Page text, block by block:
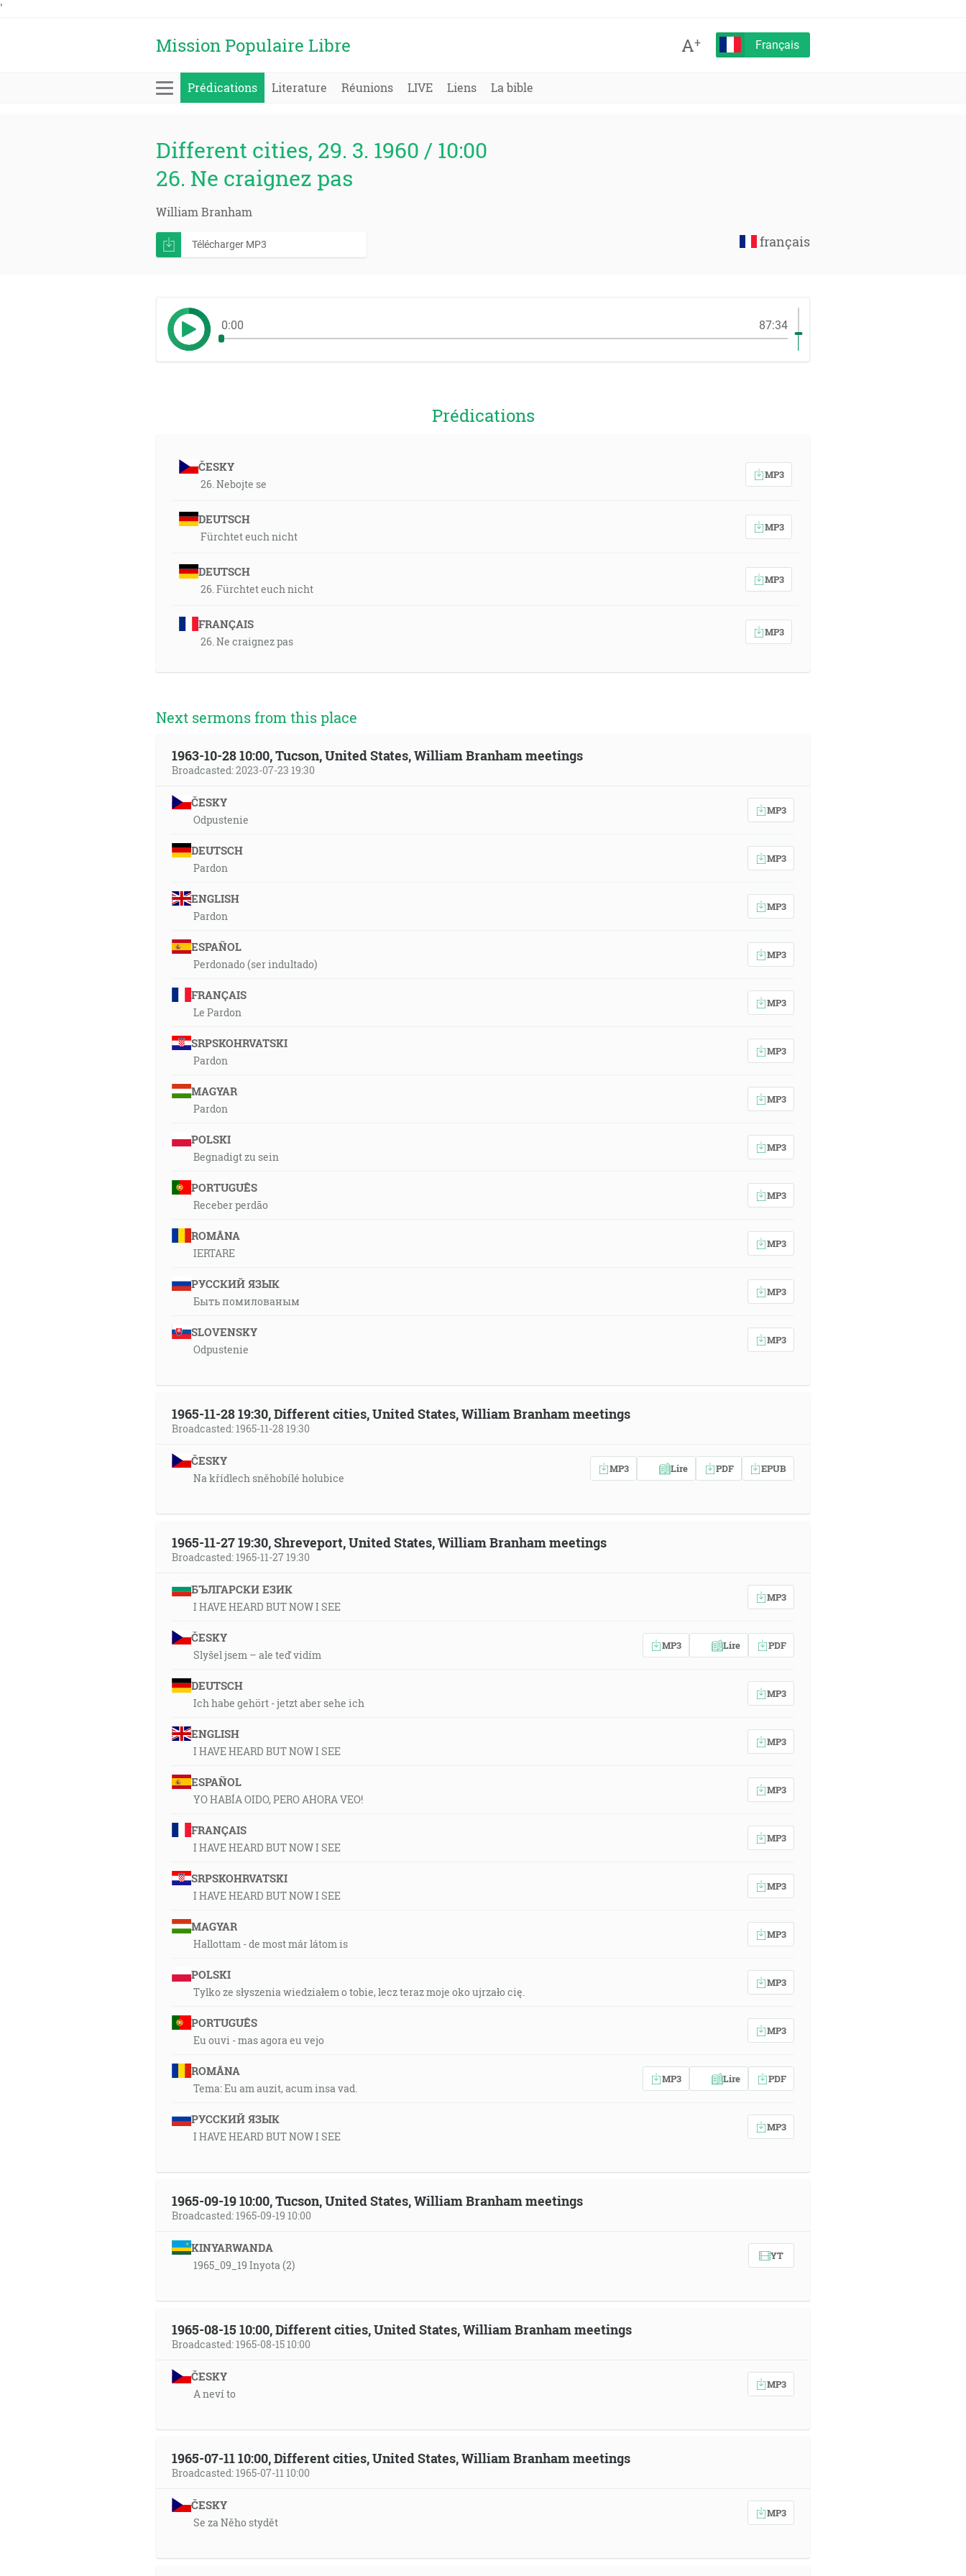
'
Mission Populaire Libre A+ Français
Prédications Literature Réunions LIVE Liens La bible
Different cities, 29. 3. 1960 / 10:00
26. Ne craignez pas
William Branham
français
Télécharger MP3
0:00 87:34
Prédications
ČESKY
26. Nebojte se
MP3
DEUTSCH
Fürchtet euch nicht
MP3
DEUTSCH
26. Fürchtet euch nicht
MP3
FRANÇAIS
26. Ne craignez pas
MP3
Next sermons from this place
1963-10-28 10:00, Tucson, United States, William Branham meetings
Broadcasted: 2023-07-23 19:30
ČESKY
Odpustenie
MP3
DEUTSCH
Pardon
MP3
ENGLISH
Pardon
MP3
ESPAÑOL
Perdonado (ser indultado)
MP3
FRANÇAIS
Le Pardon
MP3
SRPSKOHRVATSKI
Pardon
MP3
MAGYAR
Pardon
MP3
POLSKI
Begnadigt zu sein
MP3
PORTUGUÊS
Receber perdão
MP3
ROMÂNA
IERTARE
MP3
РУССКИЙ ЯЗЫК
Быть помилованым
MP3
SLOVENSKY
Odpustenie
MP3
1965-11-28 19:30, Different cities, United States, William Branham meetings
Broadcasted: 1965-11-28 19:30
ČESKY
Na křídlech sněhobílé holubice
MP3 Lire PDF EPUB
1965-11-27 19:30, Shreveport, United States, William Branham meetings
Broadcasted: 1965-11-27 19:30
БЪЛГАРСКИ ЕЗИК
I HAVE HEARD BUT NOW I SEE
MP3
ČESKY
Slyšel jsem – ale teď vidím
MP3 Lire PDF
DEUTSCH
Ich habe gehört - jetzt aber sehe ich
MP3
ENGLISH
I HAVE HEARD BUT NOW I SEE
MP3
ESPAÑOL
YO HABÍA OIDO, PERO AHORA VEO!
MP3
FRANÇAIS
I HAVE HEARD BUT NOW I SEE
MP3
SRPSKOHRVATSKI
I HAVE HEARD BUT NOW I SEE
MP3
MAGYAR
Hallottam - de most már látom is
MP3
POLSKI
Tylko ze słyszenia wiedziałem o tobie, lecz teraz moje oko ujrzało cię.
MP3
PORTUGUÊS
Eu ouvi - mas agora eu vejo
MP3
ROMÂNA
Tema: Eu am auzit, acum insa vad.
MP3 Lire PDF
РУССКИЙ ЯЗЫК
I HAVE HEARD BUT NOW I SEE
MP3
1965-09-19 10:00, Tucson, United States, William Branham meetings
Broadcasted: 1965-09-19 10:00
KINYARWANDA
1965_09_19 Inyota (2)
YT
1965-08-15 10:00, Different cities, United States, William Branham meetings
Broadcasted: 1965-08-15 10:00
ČESKY
A neví to
MP3
1965-07-11 10:00, Different cities, United States, William Branham meetings
Broadcasted: 1965-07-11 10:00
ČESKY
Se za Něho stydět
MP3